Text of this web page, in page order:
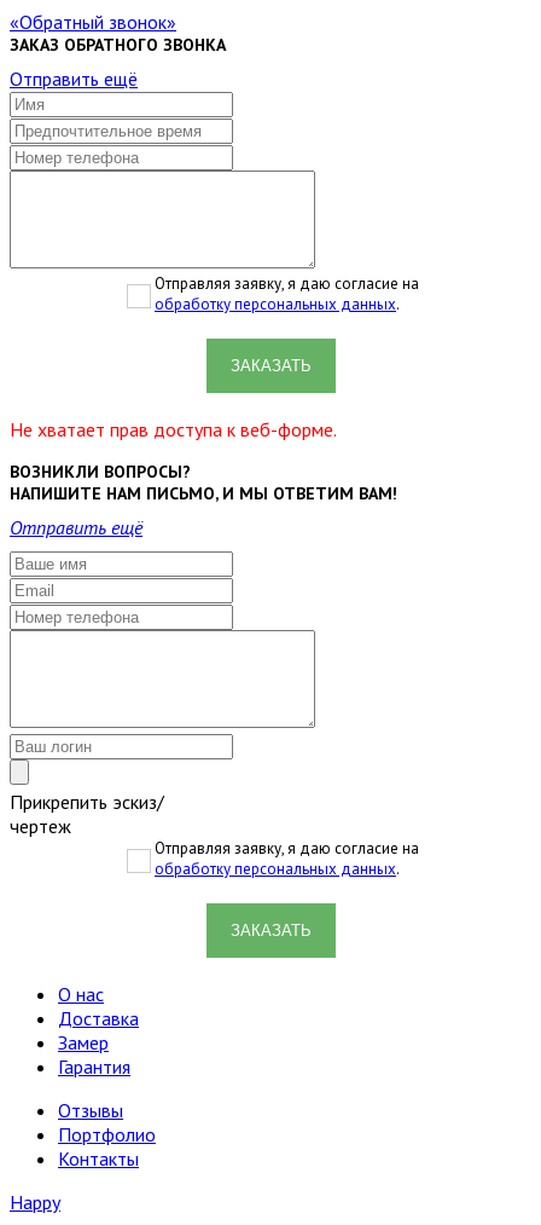
Обратный звонок
ЗАКАЗ ОБРАТНОГО ЗВОНКА
Отправить ещё
Отправляя заявку, я даю согласие на
обработку персональных данных.
ЗАКАЗАТЬ
Не хватает прав доступа к веб-форме.
ВОЗНИКЛИ ВОПРОСЫ?
НАПИШИТЕ НАМ ПИСЬМО, И МЫ ОТВЕТИМ ВАМ!
Отправить ещё
Прикрепить эскиз/
чертеж
Отправляя заявку, я даю согласие на
обработку персональных данных.
ЗАКАЗАТЬ
О нас
Доставка
Замер
Гарантия
Отзывы
Портфолио
Контакты
Happy